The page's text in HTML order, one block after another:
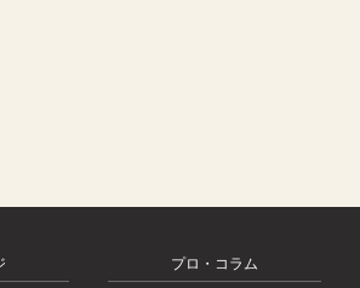
プロ・コラム